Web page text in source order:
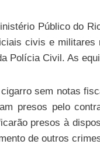
Público do
civis e
Polícia Civil. As
sem notas
presos pelo
presos à
de outros